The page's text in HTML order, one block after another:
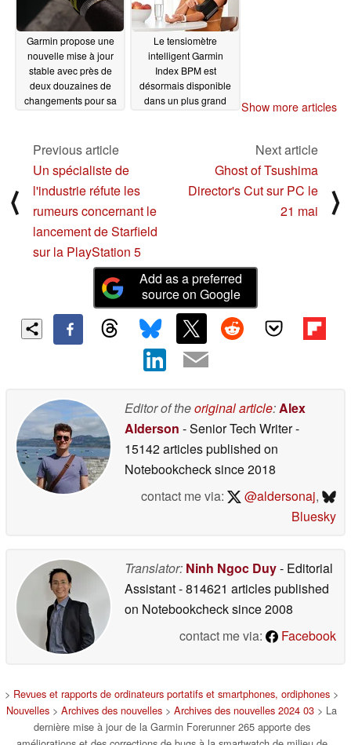
Garmin propose une
nouvelle mise à jour
stable avec près de
deux douzaines de
changements pour sa
Le tensiomètre
intelligent Garmin
Index BPM est
désormais disponible
dans un plus grand
Show more articles
⟨
Previous article
Un spécialiste de
l'industrie réfute les
rumeurs concernant le
lancement de Starfield
sur la PlayStation 5
Next article
Ghost of Tsushima
Director's Cut sur PC le
21 mai
⟩
Add as a preferred
source on Google
Editor of theoriginal article: Alex
Alderson - Senior Tech Writer-
15142 articles published on
Notebookchecksince 2018
contact me via:
@aldersonaj,
Bluesky
Translator: Ninh Ngoc Duy- Editorial
Assistant- 814621 articles published
on Notebookchecksince 2008
contact me via:
Facebook
> Revues et rapports de ordinateurs portatifs et smartphones, ordiphones >
Nouvelles > Archives des nouvelles > Archives des nouvelles 2024 03 > La
dernière mise à jour de la Garmin Forerunner 265 apporte des